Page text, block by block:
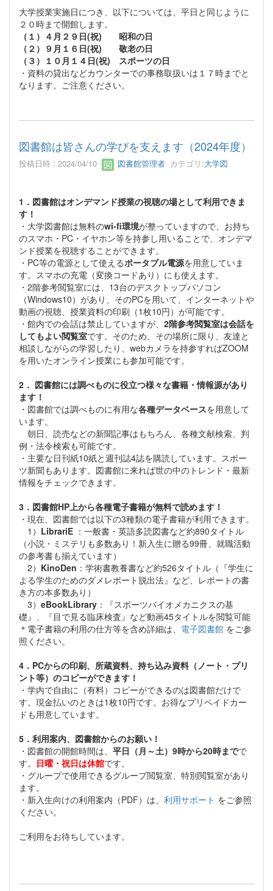
大学授業実施日につき、以下については、平日と同じように
２０時まで開館します。
（１）４月２９日(祝) 昭和の日
（２）９月１６日(祝) 敬老の日
（３）１０月１４日(祝) スポーツの日
・資料の貸出などカウンターでの事務取扱いは１７時までと
なります。ご注意ください。
図書館は皆さんの学びを支えます（2024年度）
投稿日時 : 2024/04/10 図書館管理者 カテゴリ:大学図
1．図書館はオンデマンド授業の視聴の場として利用できま
す！
・大学図書館は無料のwi-fi環境が整っていますので、お持ち
のスマホ・PC・イヤホン等を持参し用いることで、オンデマ
ンド授業を視聴することができます。
・PC等の電源として使えるポータブル電源を用意していま
す。スマホの充電（変換コードあり）にも使えます。
・2階参考閲覧室には、13台のデスクトップパソコン
（Windows10）があり、そのPCを用いて、インターネットや
動画の視聴、授業資料の印刷（1枚10円）が可能です。
・館内での会話は禁止していますが、 2階参考閲覧室は会話を
してもよい閲覧室です。そのため、その場所に限り、友達と
相談しながらの学習したり、webカメラを持参すればZOOM
を用いたオンライン授業にも参加可能です。
2． 図書館には調べものに役立つ様々な書籍・情報源があり
ます！
・図書館では調べものに有用な各種データベースを用意して
います。
朝日、読売などの新聞記事はもちろん、各種文献検索、判
例・法令検索も可能です。
・主要な日刊紙10紙と週刊誌4誌を購読しています。スポー
ツ新聞もあります。図書館に来れば世の中のトレンド・最新
情報をチェックできます。
3．図書館HP上から各種電子書籍が無料で読めます！
・現在、図書館では以下の3種類の電子書籍が利用できます。
1） LibrariE ：一般書・英語多読図書など約890タイトル
（小説・ミステリも多数あり！新入生に贈る99冊、就職活動
の参考書も揃えています）
2） KinoDen ：学術書教養書など約526タイトル（『学生に
よる学生のためのダメレポート脱出法』など、レポートの書
き方の本多数あり）
3） eBookLibrary ：『スポーツバイオメカニクスの基
礎』、『目で見る臨床検査』など動画45タイトルを閲覧可能
＊電子書籍の利用の仕方等を含め詳細は、 電子図書館 をご参
照ください。
4．PCからの印刷、所蔵資料、持ち込み資料（ノート・プリ
ント等）のコピーができます！
・学内で自由に（有料）コピーができるのは図書館だけで
す。現金払いのときは1枚10円です。お得なプリペイドカー
ドも用意しています。
5．利用案内、図書館からのお願い！
・図書館の開館時間は、 平日（月～土）9時から20時までで
す。 日曜・祝日は休館です。
・グループで使用できるグループ閲覧室、特別閲覧室があり
ます。
・新入生向けの利用案内（PDF）は、 利用サポート をご参照
ください。
ご利用をお待ちしています。